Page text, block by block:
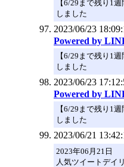
【6/29まで残り1
しました
2023/06/23
Powered by
【6/29まで残り1
しました
2023/06/23
Powered by
【6/29まで残り1
しました
2023/06/21
2023年06月21日
人気ツイートデイ